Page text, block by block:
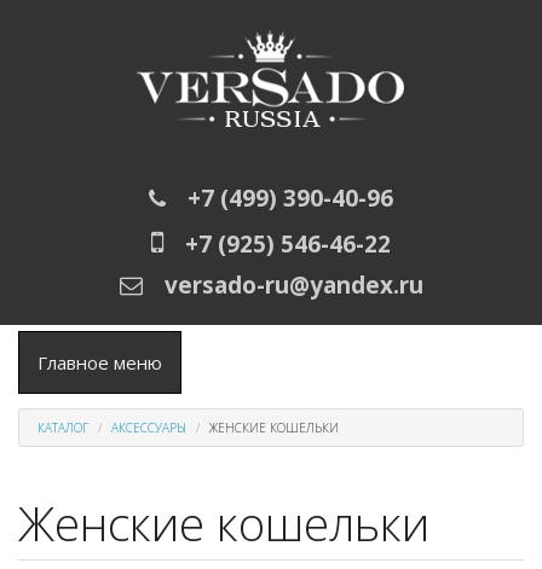
+7 (499) 390-40-96
+7 (925) 546-46-22
versado-ru@yandex.ru
Главное меню
КАТАЛОГ АКСЕССУАРЫ ЖЕНСКИЕ КОШЕЛЬКИ
Женские кошельки